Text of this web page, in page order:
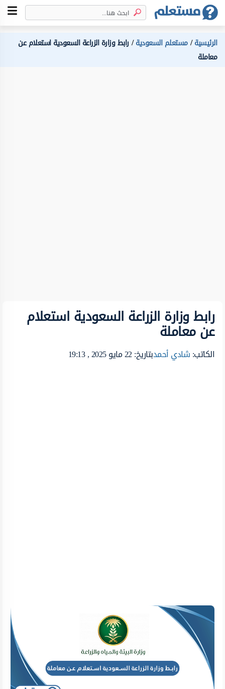
الرئيسية مستعلم السعودية رابط وزارة الزراعة السعودية استعلام عن
معاملة
رابط وزارة الزراعة السعودية استعلام
عن معاملة
الكاتب:شادي أحمدبتاريخ: 22 مايو 2025 , 19:13